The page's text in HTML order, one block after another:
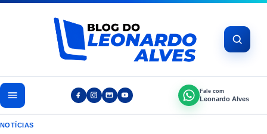
Pular para o conteúdo
Fale com
Leonardo Alves
NOTÍCIAS